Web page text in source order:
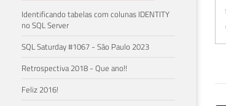
Identificando tabelas com colunas IDENTITY
no SQL Server
SQL Saturday #1067 - São Paulo 2023
Retrospectiva 2018 - Que ano!!
Feliz 2016!